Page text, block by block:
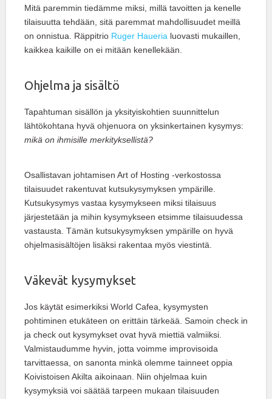
Mitä paremmin tiedämme miksi, millä tavoitten ja kenelle
tilaisuutta tehdään, sitä paremmat mahdollisuudet meillä
on onnistua. Räppitrio Ruger Haueria luovasti mukaillen,
kaikkea kaikille on ei mitään kenellekään.
Ohjelma ja sisältö
Tapahtuman sisällön ja yksityiskohtien suunnittelun
lähtökohtana hyvä ohjenuora on yksinkertainen kysymys:
mikä on ihmisille merkityksellistä?
Osallistavan johtamisen Art of Hosting -verkostossa
tilaisuudet rakentuvat kutsukysymyksen ympärille.
Kutsukysymys vastaa kysymykseen miksi tilaisuus
järjestetään ja mihin kysymykseen etsimme tilaisuudessa
vastausta. Tämän kutsukysymyksen ympärille on hyvä
ohjelmasisältöjen lisäksi rakentaa myös viestintä.
Väkevät kysymykset
Jos käytät esimerkiksi World Cafea, kysymysten
pohtiminen etukäteen on erittäin tärkeää. Samoin check in
ja check out kysymykset ovat hyvä miettiä valmiiksi.
Valmistaudumme hyvin, jotta voimme improvisoida
tarvittaessa, on sanonta minkä olemme tainneet oppia
Koivistoisen Akilta aikoinaan. Niin ohjelmaa kuin
kysymyksiä voi säätää tarpeen mukaan tilaisuuden